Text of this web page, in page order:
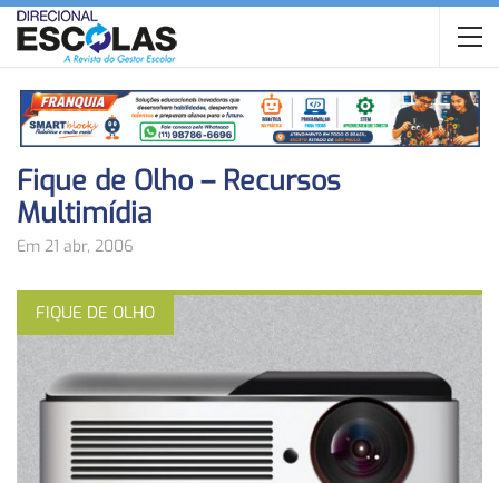
Fique de Olho – Recursos
Multimídia
Em 21 abr, 2006
FIQUE DE OLHO